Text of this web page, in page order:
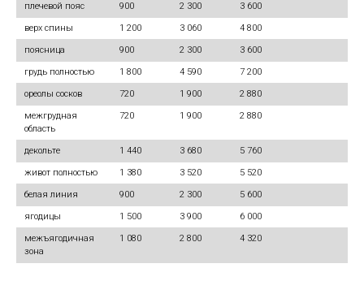
плечевой пояс 900 2 300 3 600
верх спины 1 200 3 060 4 800
поясница 900 2 300 3 600
грудь полностью 1 800 4 590 7 200
ореолы сосков 720 1 900 2 880
межгрудная
область
720 1 900 2 880
декольте 1 440 3 680 5 760
живот полностью 1 380 3 520 5 520
белая линия 900 2 300 5 600
ягодицы 1 500 3 900 6 000
межъягодичная
зона
1 080 2 800 4 320